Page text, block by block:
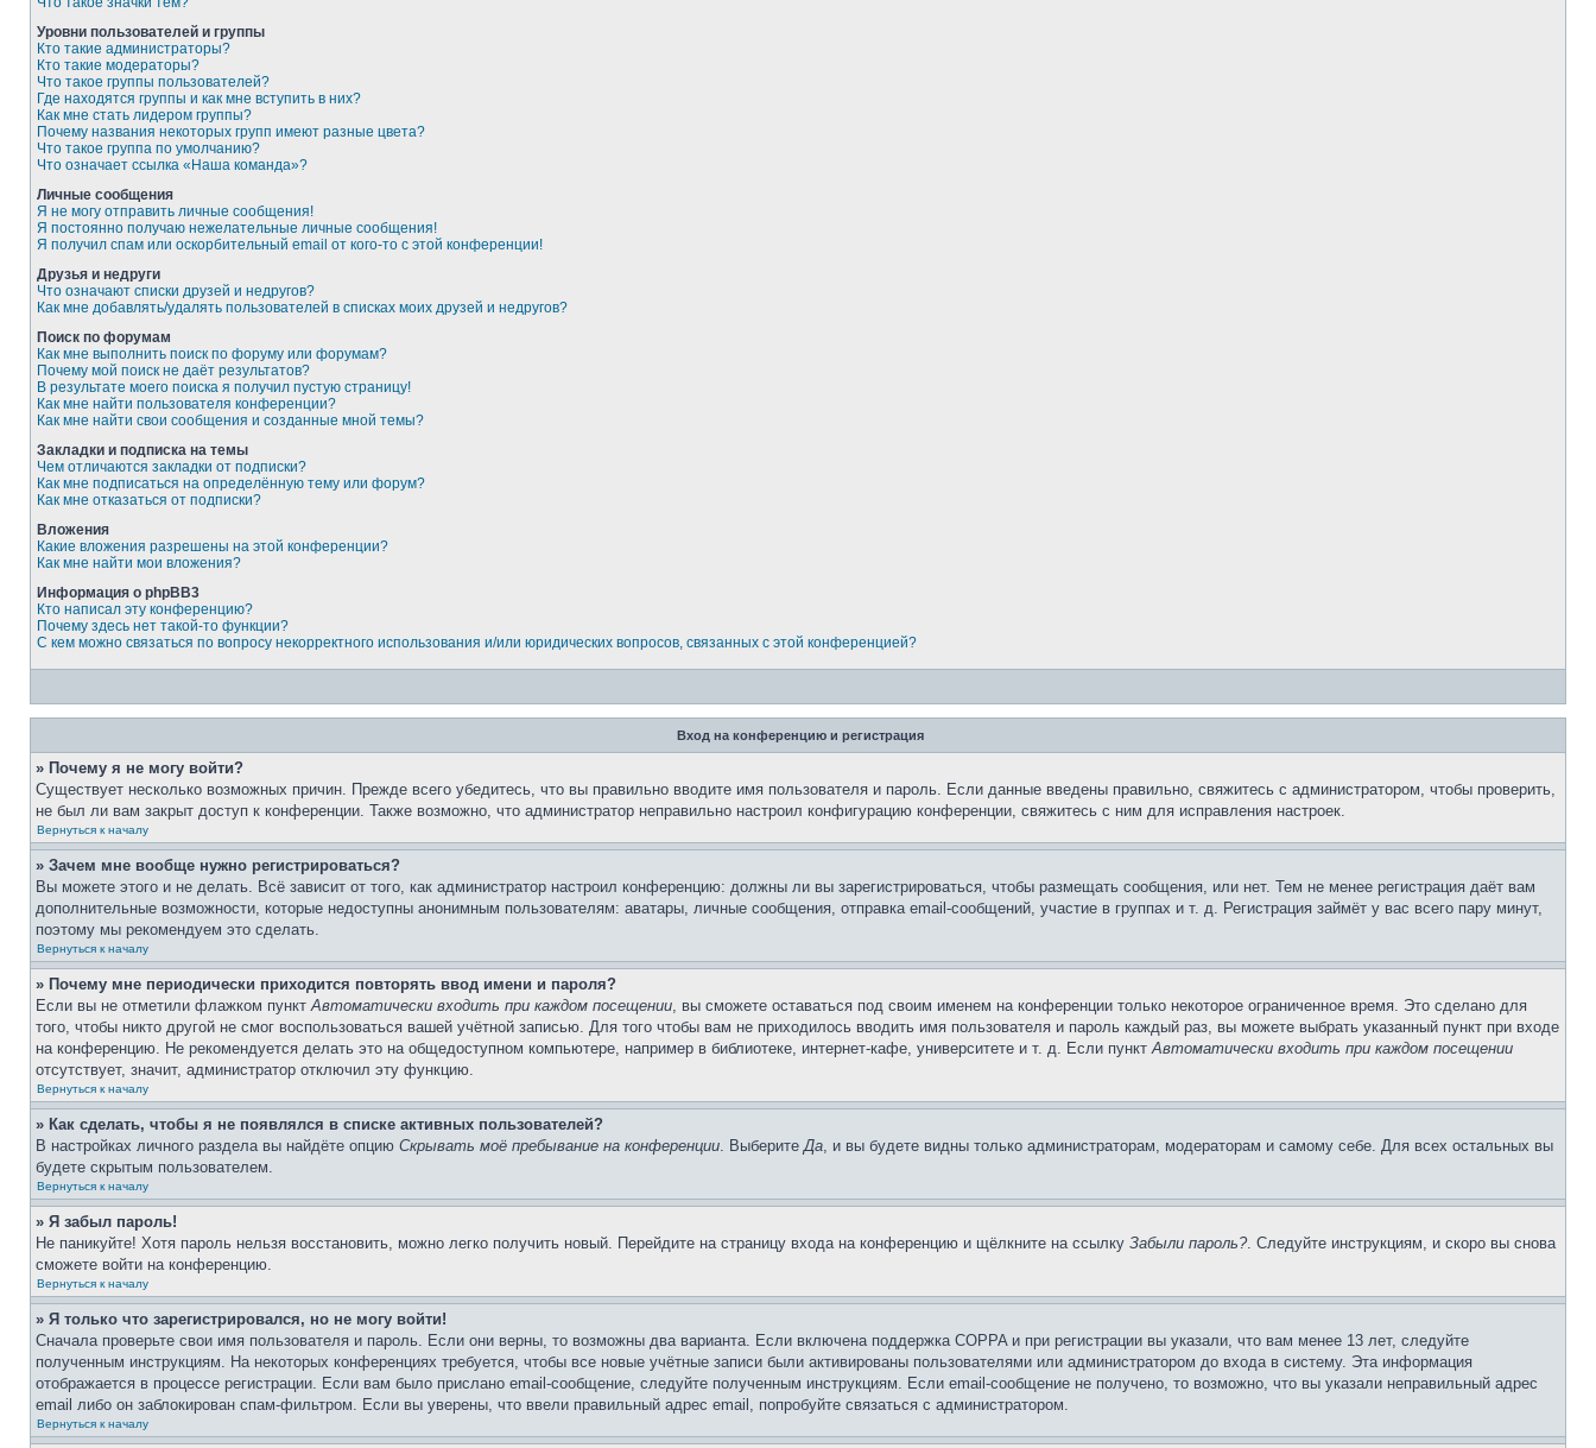
Уровни пользователей и группы
Кто такие администраторы?
Кто такие модераторы?
Что такое группы пользователей?
Где находятся группы и как мне вступить в них?
Как мне стать лидером группы?
Почему названия некоторых групп имеют разные цвета?
Что такое группа по умолчанию?
Что означает ссылка «Наша команда»?
Личные сообщения
Я не могу отправить личные сообщения!
Я постоянно получаю нежелательные личные сообщения!
Я получил спам или оскорбительный email от кого-то с этой конференции!
Друзья и недруги
Что означают списки друзей и недругов?
Как мне добавлять/удалять пользователей в списках моих друзей и недругов?
Поиск по форумам
Как мне выполнить поиск по форуму или форумам?
Почему мой поиск не даёт результатов?
В результате моего поиска я получил пустую страницу!
Как мне найти пользователя конференции?
Как мне найти свои сообщения и созданные мной темы?
Закладки и подписка на темы
Чем отличаются закладки от подписки?
Как мне подписаться на определённую тему или форум?
Как мне отказаться от подписки?
Вложения
Какие вложения разрешены на этой конференции?
Как мне найти мои вложения?
Информация о phpBB3
Кто написал эту конференцию?
Почему здесь нет такой-то функции?
С кем можно связаться по вопросу некорректного использования и/или юридических вопросов, связанных с этой конференцией?
Вход на конференцию и регистрация
» Почему я не могу войти?
Существует несколько возможных причин. Прежде всего убедитесь, что вы правильно вводите имя пользователя и пароль. Если данные введены правильно, свяжитесь с администратором, чтобы проверить,
не был ли вам закрыт доступ к конференции. Также возможно, что администратор неправильно настроил конфигурацию конференции, свяжитесь с ним для исправления настроек.
Вернуться к началу
» Зачем мне вообще нужно регистрироваться?
Вы можете этого и не делать. Всё зависит от того, как администратор настроил конференцию: должны ли вы зарегистрироваться, чтобы размещать сообщения, или нет. Тем не менее регистрация даёт вам
дополнительные возможности, которые недоступны анонимным пользователям: аватары, личные сообщения, отправка email-сообщений, участие в группах и т. д. Регистрация займёт у вас всего пару минут,
поэтому мы рекомендуем это сделать.
Вернуться к началу
» Почему мне периодически приходится повторять ввод имени и пароля?
Если вы не отметили флажком пунктАвтоматически входить при каждом посещении, вы сможете оставаться под своим именем на конференции только некоторое ограниченное время. Это сделано для
того, чтобы никто другой не смог воспользоваться вашей учётной записью. Для того чтобы вам не приходилось вводить имя пользователя и пароль каждый раз, вы можете выбрать указанный пункт при входе
на конференцию. Не рекомендуется делать это на общедоступном компьютере, например в библиотеке, интернет-кафе, университете и т. д. Если пунктАвтоматически входить при каждом посещении
отсутствует, значит, администратор отключил эту функцию.
Вернуться к началу
» Как сделать, чтобы я не появлялся в списке активных пользователей?
В настройках личного раздела вы найдёте опцию Скрывать моё пребывание на конференции. ВыберитеДа, и вы будете видны только администраторам, модераторам и самому себе. Для всех остальных вы
будете скрытым пользователем.
Вернуться к началу
» Я забыл пароль!
Не паникуйте! Хотя пароль нельзя восстановить, можно легко получить новый. Перейдите на страницу входа на конференцию и щёлкните на ссылку Забыли пароль?. Следуйте инструкциям, и скоро вы снова
сможете войти на конференцию.
Вернуться к началу
» Я только что зарегистрировался, но не могу войти!
Сначала проверьте свои имя пользователя и пароль. Если они верны, то возможны два варианта. Если включена поддержка COPPA и при регистрации вы указали, что вам менее 13 лет, следуйте
полученным инструкциям. На некоторых конференциях требуется, чтобы все новые учётные записи были активированы пользователями или администратором до входа в систему. Эта информация
отображается в процессе регистрации. Если вам было прислано email-сообщение, следуйте полученным инструкциям. Если email-сообщение не получено, то возможно, что вы указали неправильный адрес
email либо он заблокирован спам-фильтром. Если вы уверены, что ввели правильный адрес email, попробуйте связаться с администратором.
Вернуться к началу